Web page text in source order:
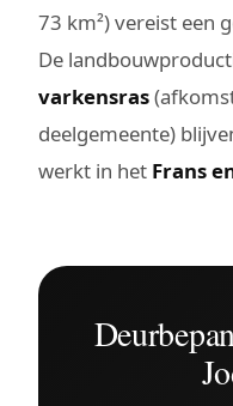
73 km²) vereist een
De
varkensras
deelgemeente)
werkt in het Frans